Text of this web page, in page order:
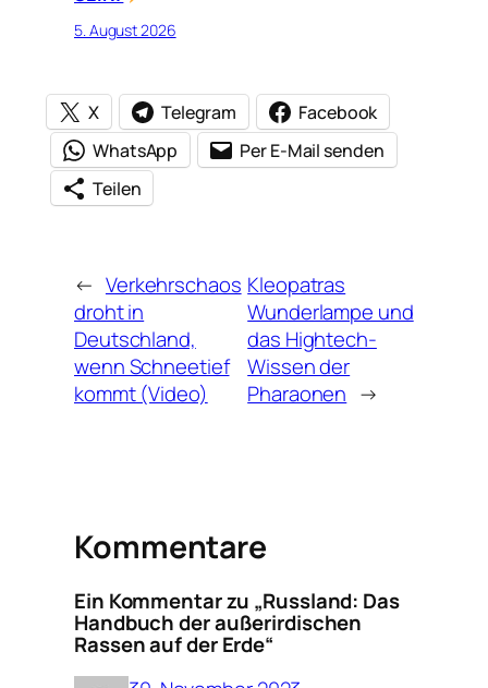
5. August 2026
X Telegram
Facebook
WhatsApp
Per E-Mail senden
Teilen
← Verkehrschaos
droht in
Deutschland,
wenn Schneetief
kommt (Video)
Kleopatras
Wunderlampe und
das Hightech-
Wissen der
Pharaonen →
Kommentare
Ein Kommentar zu „Russland: Das
Handbuch der außerirdischen
Rassen auf der Erde“